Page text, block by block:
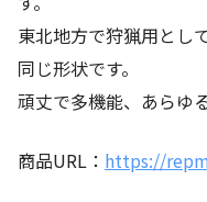
東北地方で狩猟用とし
同じ形状です。
頑丈で多機能、あらゆ
商品URL： https://